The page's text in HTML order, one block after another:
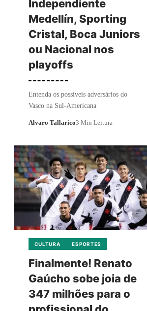
Independiente
Medellín, Sporting
Cristal, Boca Juniors
ou Nacional nos
playoffs
Entenda os possíveis adversários do
Vasco na Sul-Americana
Alvaro Tallarico3 Min Leitura
CULTURA ESPORTES
Finalmente! Renato
Gaúcho sobe joia de
347 milhões para o